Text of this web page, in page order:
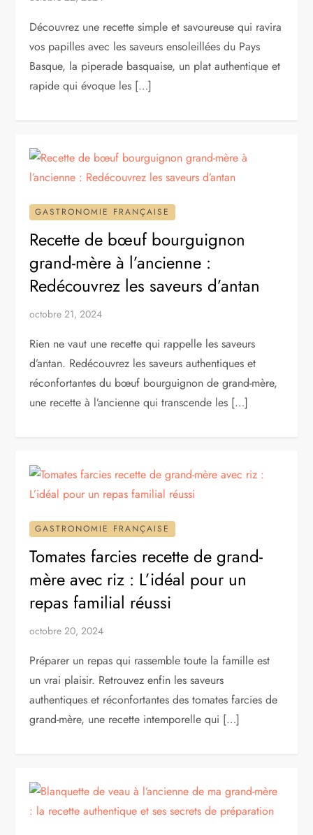
Découvrez une recette simple et savoureuse qui ravira
vos papilles avec les saveurs ensoleillées du Pays
Basque, la piperade basquaise, un plat authentique et
rapide qui évoque les […]
GASTRONOMIE FRANÇAISE
Recette de bœuf bourguignon
grand-mère à l’ancienne :
Redécouvrez les saveurs d’antan
octobre 21, 2024
Rien ne vaut une recette qui rappelle les saveurs
d’antan. Redécouvrez les saveurs authentiques et
réconfortantes du bœuf bourguignon de grand-mère,
une recette à l’ancienne qui transcende les […]
GASTRONOMIE FRANÇAISE
Tomates farcies recette de grand-
mère avec riz : L’idéal pour un
repas familial réussi
octobre 20, 2024
Préparer un repas qui rassemble toute la famille est
un vrai plaisir. Retrouvez enfin les saveurs
authentiques et réconfortantes des tomates farcies de
grand-mère, une recette intemporelle qui […]